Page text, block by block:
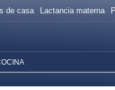
de casa Lactancia materna